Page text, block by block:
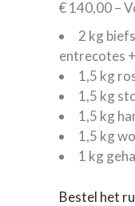
€ 140,00 –
2 kg
entrecotes
1,5 kg
1,5 kg
1,5 kg
1,5 kg
1 kg
Bestel het